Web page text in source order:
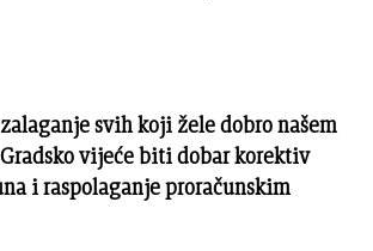
svih koji žele dobro našem
vijeće biti dobar korektiv
i raspolaganje proračunskim